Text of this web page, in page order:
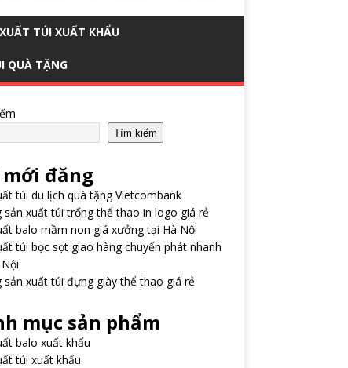
TÚI XUẤT KHẨU
QUÀ TẶNG
Tìm kiếm
mới đăng
túi du lịch quà tặng Vietcombank
sản xuất túi trống thể thao in logo giá rẻ
balo mầm non giá xưởng tại Hà Nội
túi bọc sọt giao hàng chuyển phát nhanh
sản xuất túi đựng giày thể thao giá rẻ
mục sản phẩm
balo xuất khẩu
túi xuất khẩu